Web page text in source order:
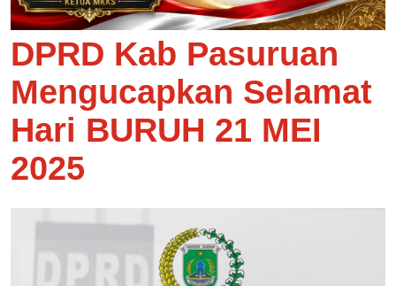
DPRD Kab Pasuruan
Mengucapkan Selamat
Hari BURUH 21 MEI
2025